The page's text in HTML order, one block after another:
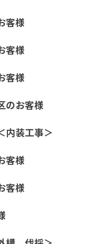
客様
客様
客様
のお客様
内装工事＞
客様
客様